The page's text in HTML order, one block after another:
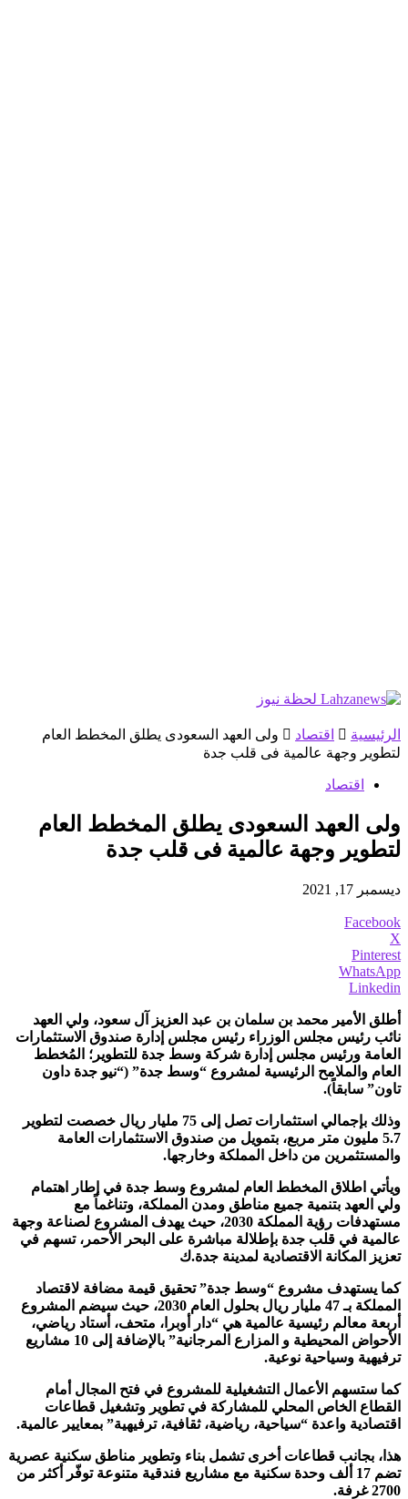
الرئيسية اقتصاد
ولى العهد السعودى يطلق المخطط العام
لتطوير وجهة عالمية فى قلب جدة
اقتصاد
ولى العهد السعودى يطلق المخطط العام
لتطوير وجهة عالمية فى قلب جدة
ديسمبر 17, 2021
Facebook
X
Pinterest
WhatsApp
Linkedin
أطلق الأمير محمد بن سلمان بن عبد العزيز آل سعود، ولي العهد
نائب رئيس مجلس الوزراء رئيس مجلس إدارة صندوق الاستثمارات
العامة ورئيس مجلس إدارة شركة وسط جدة للتطوير؛ المُخطط
العام والملامح الرئيسية لمشروع “وسط جدة” (“نيو جدة داون
تاون” سابقاً).
وذلك بإجمالي استثمارات تصل إلى 75 مليار ريال خصصت لتطوير
5.7 مليون متر مربع، بتمويل من صندوق الاستثمارات العامة
والمستثمرين من داخل المملكة وخارجها.
ويأتي اطلاق المخطط العام لمشروع وسط جدة في إطار اهتمام
ولي العهد بتنمية جميع مناطق ومدن المملكة، وتناغماً مع
مستهدفات رؤية المملكة 2030، حيث يهدف المشروع لصناعة وجهة
عالمية في قلب جدة بإطلالة مباشرة على البحر الأحمر، تسهم في
تعزيز المكانة الاقتصادية لمدينة جدة.ك
كما يستهدف مشروع “وسط جدة” تحقيق قيمة مضافة لاقتصاد
المملكة بـ 47 مليار ريال بحلول العام 2030، حيث سيضم المشروع
أربعة معالم رئيسية عالمية هي “دار أوبرا، متحف، أستاد رياضي،
الأحواض المحيطية و المزارع المرجانية” بالإضافة إلى 10 مشاريع
ترفيهية وسياحية نوعية.
كما ستسهم الأعمال التشغيلية للمشروع في فتح المجال أمام
القطاع الخاص المحلي للمشاركة في تطوير وتشغيل قطاعات
اقتصادية واعدة “سياحية، رياضية، ثقافية، ترفيهية” بمعايير عالمية.
هذا، بجانب قطاعات أخرى تشمل بناء وتطوير مناطق سكنية عصرية
تضم 17 ألف وحدة سكنية مع مشاريع فندقية متنوعة توفّر أكثر من
2700 غرفة.